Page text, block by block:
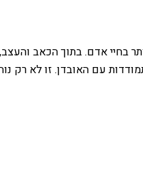
אדם. בתוך הכאב והעצב,
עם האובדן. זו לא רק